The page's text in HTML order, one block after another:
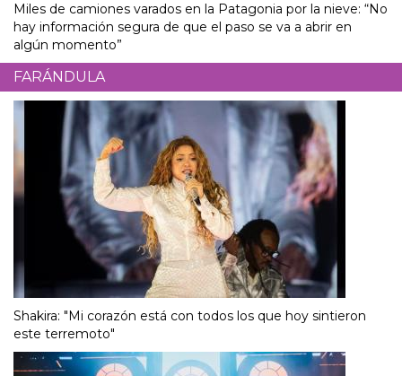
Miles de camiones varados en la Patagonia por la nieve: “No
hay información segura de que el paso se va a abrir en
algún momento”
FARÁNDULA
Shakira: "Mi corazón está con todos los que hoy sintieron
este terremoto"